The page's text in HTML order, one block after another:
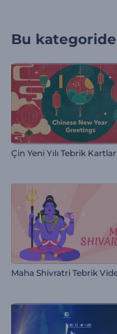
Bu
Çin Yeni Yılı Tebrik
Maha Shivratri Tebrik